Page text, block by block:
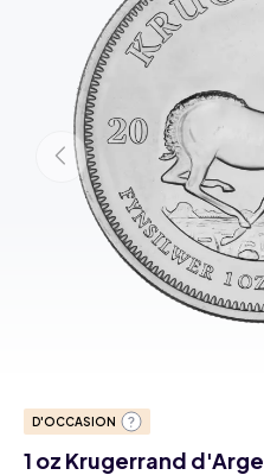
D'OCCASION
1 oz Krugerrand